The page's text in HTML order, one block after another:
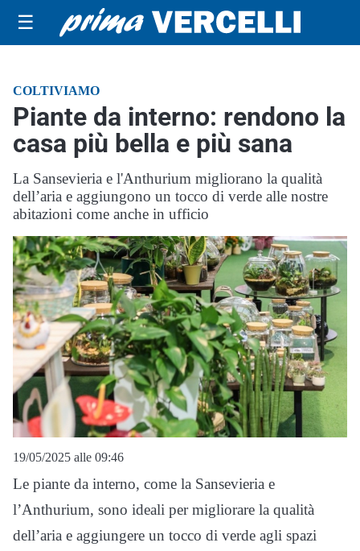
☰
COLTIVIAMO
Piante da interno: rendono la
casa più bella e più sana
La Sansevieria e l'Anthurium migliorano la qualità
dell’aria e aggiungono un tocco di verde alle nostre
abitazioni come anche in ufficio
19/05/2025 alle 09:46
Le piante da interno, come la Sansevieria e
l’Anthurium, sono ideali per migliorare la qualità
dell’aria e aggiungere un tocco di verde agli spazi